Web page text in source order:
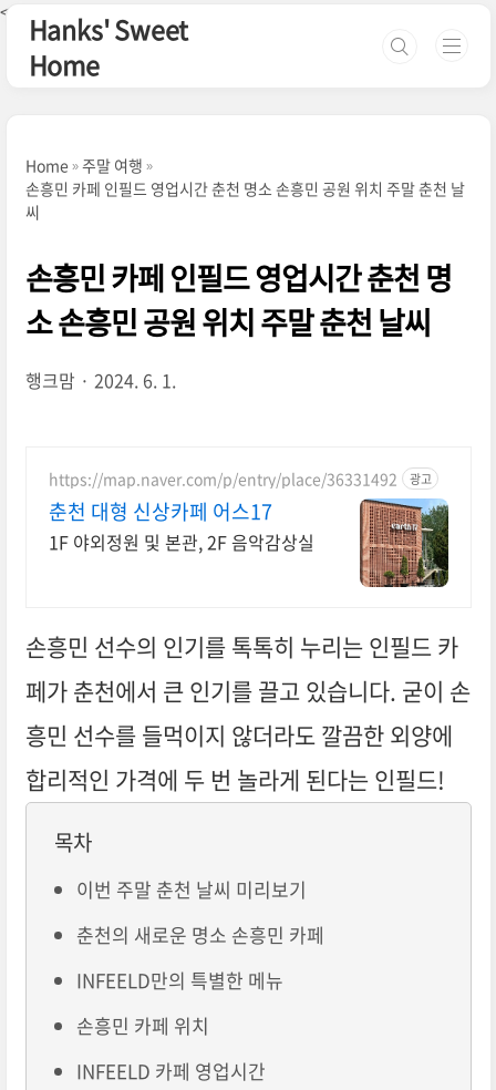
<--핀터레스트-->
본문 바로가기
Hanks' Sweet
Home
Home
주말 여행
손흥민 카페 인필드 영업시간 춘천 명소 손흥민 공원 위치 주말 춘천 날
씨
손흥민 카페 인필드 영업시간 춘천 명
소 손흥민 공원 위치 주말 춘천 날씨
행크맘 2024. 6. 1.
https://map.naver.com/p/entry/place/36331492 광고
춘천 대형 신상카페 어스17
1F 야외정원 및 본관, 2F 음악감상실
손흥민 선수의 인기를 톡톡히 누리는 인필드 카
페가 춘천에서 큰 인기를 끌고 있습니다. 굳이 손
흥민 선수를 들먹이지 않더라도 깔끔한 외양에
합리적인 가격에 두 번 놀라게 된다는 인필드!
목차
이번 주말 춘천 날씨 미리보기
춘천의 새로운 명소 손흥민 카페
INFEELD만의 특별한 메뉴
손흥민 카페 위치
INFEELD 카페 영업시간